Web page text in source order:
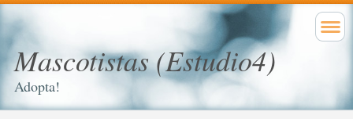
Mascotistas (Estudio4)
Adopta!